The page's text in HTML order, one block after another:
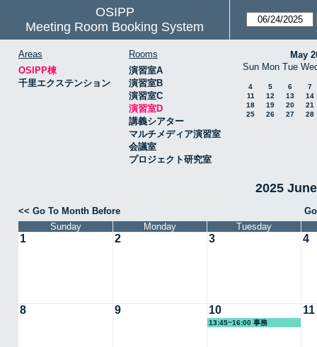
OSIPP
Meeting Room Booking System
Areas
OSIPP棟
千里エクステンション
Rooms
演習室A
演習室B
演習室C
演習室D
講義シアター
マルチメディア演習室
会議室
プロジェクト研究室
May
Sun Mon Tue
4 5 6
7
11
12 13
14
18
19 20
21
25
26 27 28
2025
<< Go To Month Before
Sunday
Monday Tuesday
1 2 3 4
8 9 10
13:45~16:00 事務
11